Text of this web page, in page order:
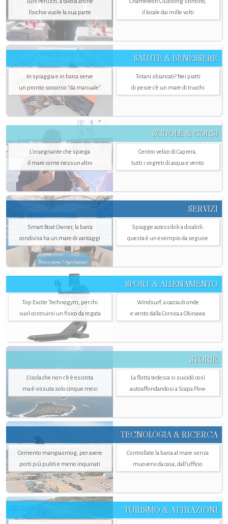
l’occhio vuole la sua parte
il locale dai mille volti
SALUTE & BENESSERE
In spiaggia e in barca serve
un pronto soccorso "da manuale"
Totani sbiancati? Nei piatti
di pesce c'è un mare di trucchi
SCUOLE & CORSI
L'insegnante che spiega
il mare come nessun altro
Centro velico di Caprera,
tutti i segreti di acqua e vento
SERVIZI
Smart Boat Owner, la barca
condivisa ha un mare di vantaggi
Spiagge accessibili a disabili:
questa è un esempio da seguire
SPORT & ALLENAMENTO
Top Excite Technogym, per chi
vuol costruirsi un fisico da regata
Windsurf, a caccia di onde
e vento dalla Corsica a Okinawa
STORIE
L’isola che non c'è è esistita
ma è vissuta solo cinque mesi
La flotta tedesca si suicidò così
autoaffondandosi a Scapa Flow
TECNOLOGIA & RICERCA
Cemento mangiasmog, per avere
porti più puliti e meno inquinati
Controllate la barca al mare senza
muovervi da casa, dall’ufficio
TURISMO & ATTRAZIONI